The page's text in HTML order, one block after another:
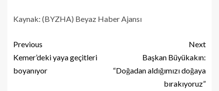
Kaynak: (BYZHA) Beyaz Haber Ajansı
Previous
Kemer’deki yaya geçitleri
boyanıyor
Next
Başkan Büyükakın:
“Doğadan aldığımızı doğaya
bırakıyoruz”